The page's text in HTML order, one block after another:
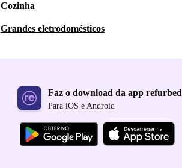
Cozinha
Grandes eletrodomésticos
Faz o download da app refurbed
Para iOS e Android